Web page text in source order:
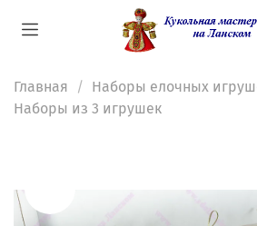
Главная
Наборы елочных
Наборы из 3 игрушек